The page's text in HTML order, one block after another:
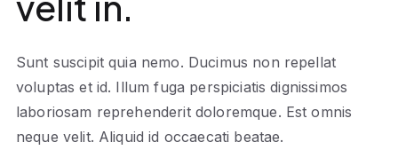
Sunt suscipit quia nemo. Ducimus non repellat
voluptas et id. Illum fuga perspiciatis dignissimos
laboriosam reprehenderit doloremque. Est omnis
neque velit. Aliquid id occaecati beatae.